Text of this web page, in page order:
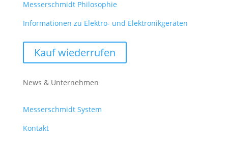
Messerschmidt Philosophie
Informationen zu Elektro- und Elektronikgeräten
Kauf wiederrufen
News & Unternehmen
Messerschmidt System
Kontakt